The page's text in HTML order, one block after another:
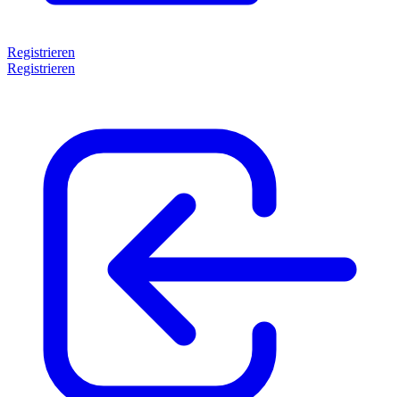
Registrieren
Registrieren